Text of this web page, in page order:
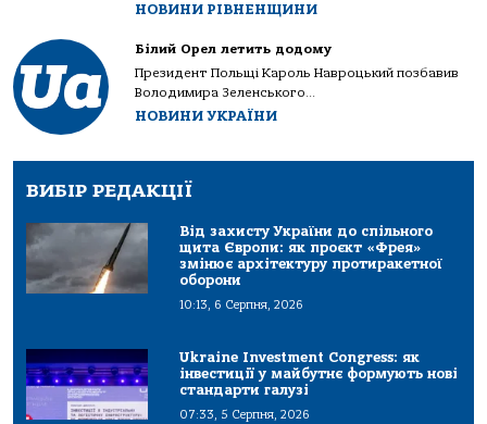
НОВИНИ РІВНЕНЩИНИ
Білий Орел летить додому
Президент Польщі Кароль Навроцький позбавив
Володимира Зеленського...
НОВИНИ УКРАЇНИ
ВИБІР РЕДАКЦІЇ
Від захисту України до спільного
щита Європи: як проєкт «Фрея»
змінює архітектуру протиракетної
оборони
10:13, 6 Серпня, 2026
Ukraine Investment Congress: як
інвестиції у майбутнє формують нові
стандарти галузі
07:33, 5 Серпня, 2026